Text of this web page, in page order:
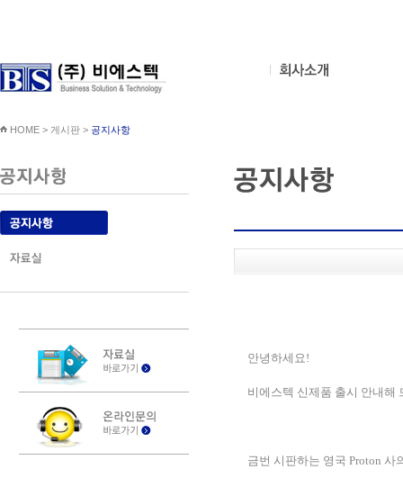
HOME > 게시판 > 공지사항
안녕하세요!
비에스텍 신제품 출시 안내해
금번 시판하는 영국 Proton 사